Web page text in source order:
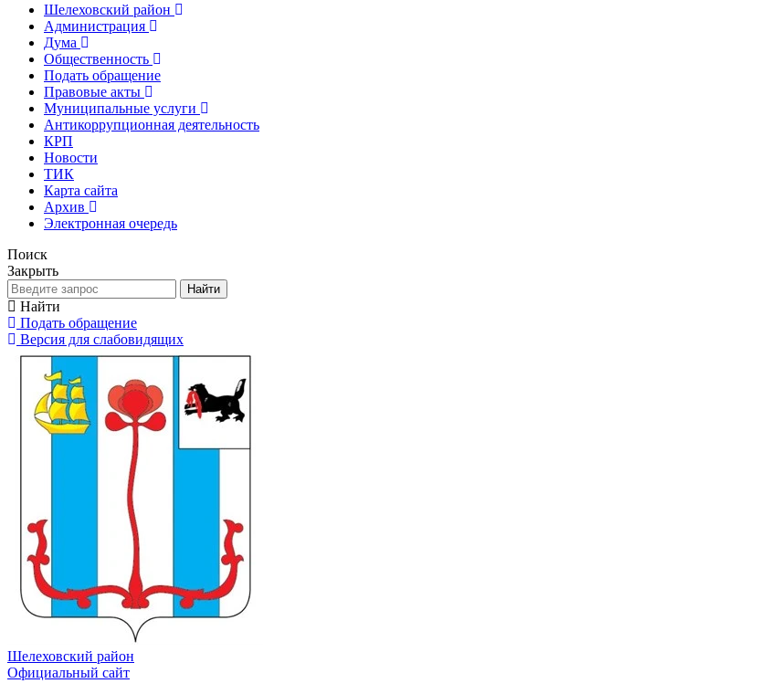
Шелеховский район
Администрация
Дума
Общественность
Подать обращение
Правовые акты
Муниципальные услуги
Антикоррупционная деятельность
КРП
Новости
ТИК
Карта сайта
Архив
Электронная очередь
Поиск
Закрыть
Найти
Найти
Подать обращение
Версия для слабовидящих
Шелеховский район
Официальный сайт